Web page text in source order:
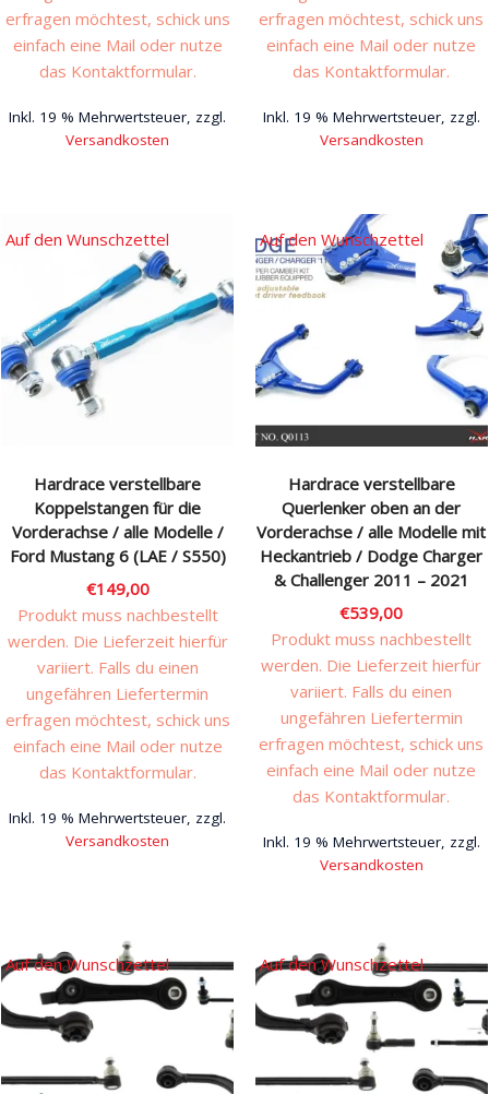
erfragen möchtest, schick uns
einfach eine Mail oder nutze
das Kontaktformular.
Inkl. 19 % Mehrwertsteuer, zzgl.
Versandkosten
erfragen möchtest, schick uns
einfach eine Mail oder nutze
das Kontaktformular.
Inkl. 19 % Mehrwertsteuer, zzgl.
Versandkosten
Hardrace verstellbare
Koppelstangen für die
Vorderachse / alle Modelle /
Ford Mustang 6 (LAE / S550)
€149,00
Produkt muss nachbestellt
werden. Die Lieferzeit hierfür
variiert. Falls du einen
ungefähren Liefertermin
erfragen möchtest, schick uns
einfach eine Mail oder nutze
das Kontaktformular.
Inkl. 19 % Mehrwertsteuer, zzgl.
Versandkosten
Auf den Wunschzettel
Hardrace verstellbare
Querlenker oben an der
Vorderachse / alle Modelle mit
Heckantrieb / Dodge Charger
& Challenger 2011 – 2021
€539,00
Produkt muss nachbestellt
werden. Die Lieferzeit hierfür
variiert. Falls du einen
ungefähren Liefertermin
erfragen möchtest, schick uns
einfach eine Mail oder nutze
das Kontaktformular.
Inkl. 19 % Mehrwertsteuer, zzgl.
Versandkosten
Auf den Wunschzettel
Auf den Wunschzettel Auf den Wunschzettel